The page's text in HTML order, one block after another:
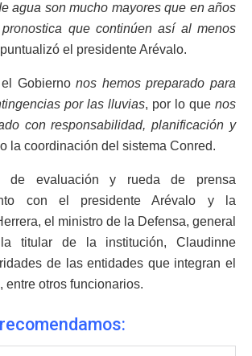
agua son mucho mayores que en años
que continúen así al menos
el presidente Arévalo.
el Gobiernonos hemos preparado para
por las lluvias, por lo que nos
con responsabilidad, planificación y
la coordinación del sistema Conred.
de evaluación y rueda de prensa
con el presidente Arévalo y la
el ministro de la Defensa, general
titular de la institución, Claudinne
de las entidades que integran el
entre otros funcionarios.